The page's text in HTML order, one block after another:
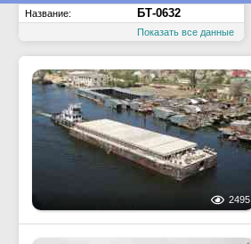
Название: БТ-0632
Показать все данные
2495